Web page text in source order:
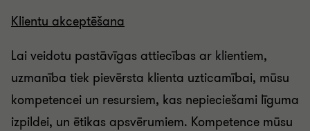
Klientu akceptēšana
Lai veidotu pastāvīgas attiecības ar klientiem,
uzmanība tiek pievērsta klienta uzticamībai, mūsu
kompetencei un resursiem, kas nepieciešami līguma
izpildei, un ētikas apsvērumiem. Kompetence mūsu